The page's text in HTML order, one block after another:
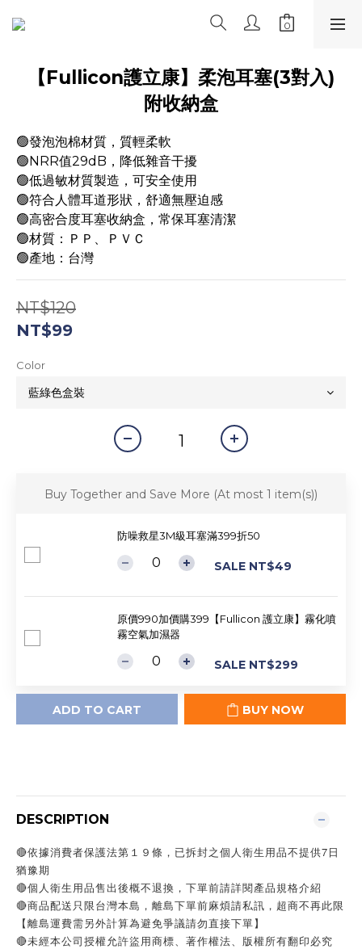
【Fullicon護立康】柔泡耳塞(3對入)
附收納盒
🟢發泡泡棉材質，質輕柔軟
🟢NRR值29dB，降低雜音干擾
🟢低過敏材質製造，可安全使用
🟢符合人體耳道形狀，舒適無壓迫感
🟢高密合度耳塞收納盒，常保耳塞清潔
🟢材質：ＰＰ、ＰＶＣ
🟢產地：台灣
NT$120
NT$99
Color
Buy Together and Save More (At most 1 item(s))
防噪救星3M級耳塞滿399折50
SALE NT$49
原價990加價購399【Fullicon 護立康】霧化噴
霧空氣加濕器
SALE NT$299
ADD TO CART BUY NOW
DESCRIPTION
🔴依據消費者保護法第１９條，已拆封之個人衛生用品不提供7日
猶豫期
🔴個人衛生用品售出後概不退換，下單前請詳閱產品規格介紹
🔴商品配送只限台灣本島，離島下單前麻煩請私訊，超商不再此限
【離島運費需另外計算為避免爭議請勿直接下單】
🔴未經本公司授權允許盜用商標、著作權法、版權所有翻印必究